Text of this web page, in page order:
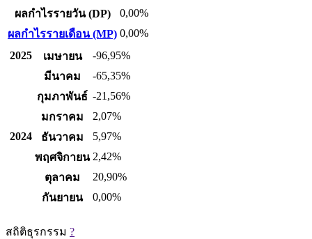
ผลกำไรรายวัน (DP)
0,00%
ผลกำไรรายเดือน (MP) 0,00%
2025
เมษายน
-96,95%
มีนาคม
-65,35%
กุมภาพันธ์ -21,56%
มกราคม
2,07%
2024
ธันวาคม
5,97%
พฤศจิกายน 2,42%
ตุลาคม
20,90%
กันยายน
0,00%
สถิติธุรกรรม ?